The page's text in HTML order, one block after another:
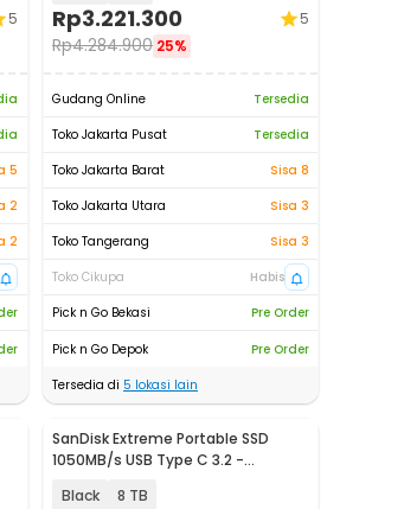
5
5
2
2
Rp3.221.300
Rp4.284.900 25%
5
Gudang Online
Tersedia
Toko Jakarta Pusat
Tersedia
Toko Jakarta Barat
Sisa 8
Toko Jakarta Utara
Sisa 3
Toko Tangerang
Sisa 3
Toko Cikupa
Habis
Pick n Go Bekasi
Pre Order
Pick n Go Depok
Pre Order
Tersedia di 5 lokasi lain
SanDisk Extreme Portable SSD
1050MB/s USB Type C 3.2 -
Black 8 TB